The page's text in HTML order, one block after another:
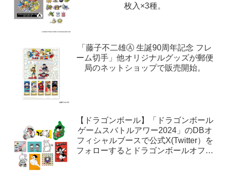
枚入×3種。
「藤子不二雄Ⓐ 生誕90周年記念 フレ
ーム切手」他オリジナルグッズが郵便
局のネットショップで販売開始。
【ドラゴンボール】「ドラゴンボール
ゲームスバトルアワー2024」のDBオ
フィシャルブースで公式X(Twitter）を
フォローするとドラゴンボールオフィ